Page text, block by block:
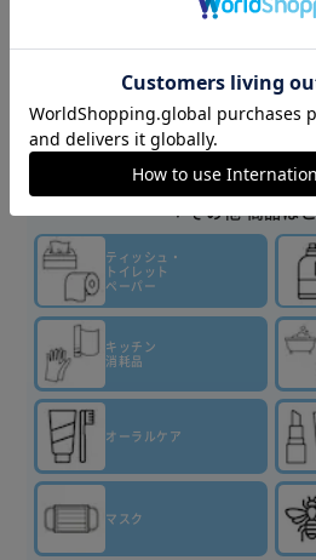
≪こちらの商品は当社指定の運送
お支払】は出来ません。ご了承く
商品情報
▼その他 商品は
ティッシュ・
トイレット
ペーパー
キッチン
消耗品
オーラルケア
マスク